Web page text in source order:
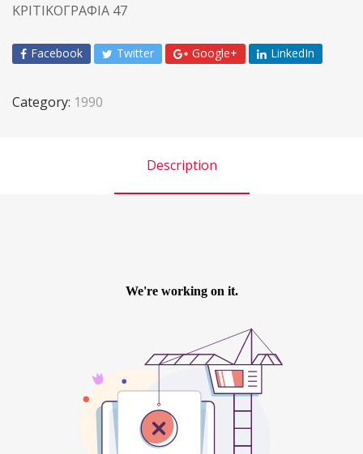
ΚΡΙΤΙΚΟΓΡΑΦΙΑ 47
Facebook Twitter Google+ LinkedIn
Category: 1990
Description